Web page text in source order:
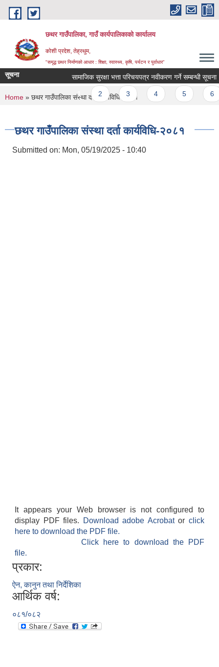
Skip to main content
छथर गाउँपालिका, गाउँ कार्यपालिकाको कार्यालय
कोशी प्रदेश, तेह्रथुम,
"समृद्ध छथर निर्माणको आधार : शिक्षा, स्वास्थ्य, कृषि, पर्यटन र पुर्वाधार”
सूचना सामाजिक सुरक्षा भत्ता परिचयपत्र नवीकरण गर्ने सम्बन्धी सूचना ।
Pages
1 2 3
You are here
Home » छथर गाउँपालिका संस्था दर्ता कार्यविधि-२०८१
छथर गाउँपालिका संस्था दर्ता कार्यविधि-२०८१
Submitted on: Mon, 05/19/2025 - 10:40
It appears your Web browser is not configured to
display PDF files.
Download adobe Acrobatorclick
here to download the PDF file.
Click here to download the PDF
file.
प्रकार:
ऐन, कानुन तथा निर्देशिका
आर्थिक वर्ष:
०८१/०८२